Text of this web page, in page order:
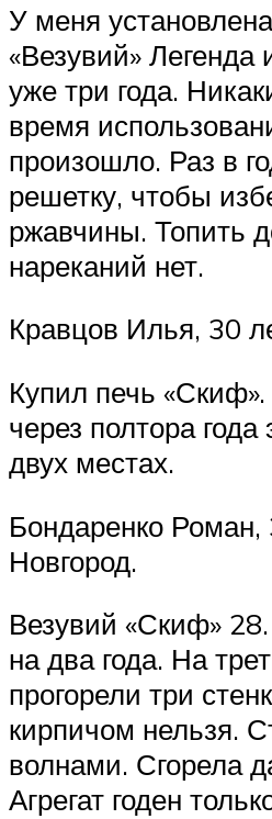
У меня
«Везувий» Легенда
уже три года.
время
произошло. Раз в
решетку, чтобы
ржавчины. Топить
нареканий нет.
Кравцов Илья, 30
Купил печь
через полтора года
двух местах.
Бондаренко
Новгород.
Везувий «Скиф»
на два года. На
прогорели три
кирпичом нельзя.
волнами. Сгорела
Агрегат годен